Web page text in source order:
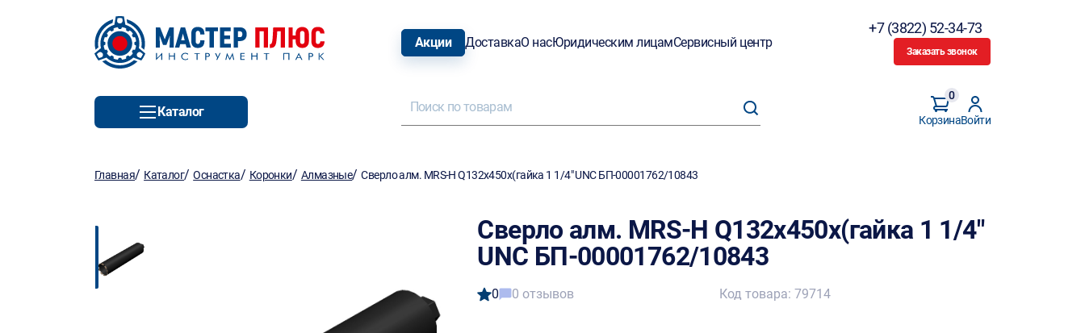
Акции ДоставкаО насЮридическим лицамСервисный центр
+7 (3822) 52-34-73
Заказать звонок
Каталог
Корзина
0
Войти
Главная/ Каталог/Оснастка/ Коронки/ Алмазные/Сверло алм. MRS-H Q132х450х(гайка 1 1/4" UNC БП-00001762/10843
Сверло алм. MRS-H Q132х450х(гайка 1 1/4"
UNC БП-00001762/10843
0 0 отзывов Код товара: 79714